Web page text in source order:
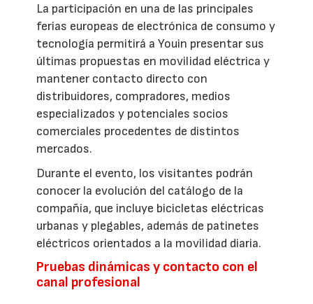
La participación en una de las principales
ferias europeas de electrónica de consumo y
tecnología permitirá a Youin presentar sus
últimas propuestas en movilidad eléctrica y
mantener contacto directo con
distribuidores, compradores, medios
especializados y potenciales socios
comerciales procedentes de distintos
mercados.
Durante el evento, los visitantes podrán
conocer la evolución del catálogo de la
compañía, que incluye bicicletas eléctricas
urbanas y plegables, además de patinetes
eléctricos orientados a la movilidad diaria.
Pruebas dinámicas y contacto con el
canal profesional